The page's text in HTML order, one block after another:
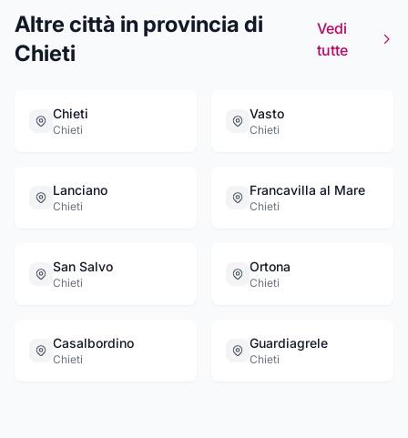
Altre città in provincia di
Chieti
Vedi
tutte
Chieti
Chieti
Vasto
Chieti
Lanciano
Chieti
Francavilla al Mare
Chieti
San Salvo
Chieti
Ortona
Chieti
Casalbordino
Chieti
Guardiagrele
Chieti